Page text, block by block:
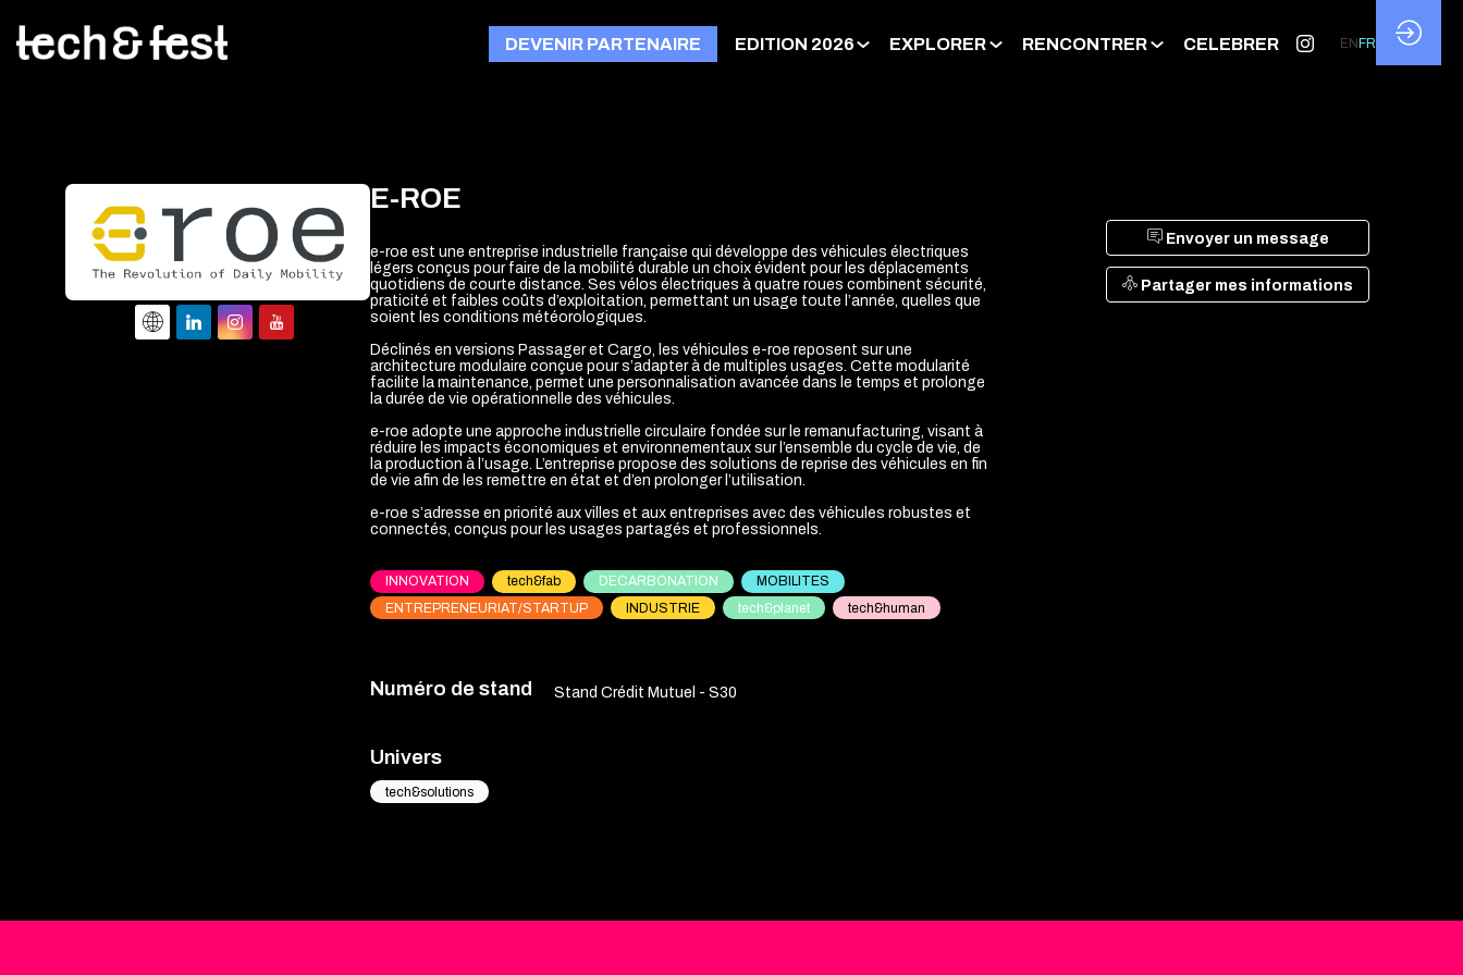
DEVENIR PARTENAIRE EDITION 2026 EXPLORER RENCONTRER CELEBRER EN FR
Envoyer un message
Partager mes informations
E-ROE
e-roe est une entreprise industrielle française qui développe des véhicules électriques
légers conçus pour faire de la mobilité durable un choix évident pour les déplacements
quotidiens de courte distance. Ses vélos électriques à quatre roues combinent sécurité,
praticité et faibles coûts d’exploitation, permettant un usage toute l’année, quelles que
soient les conditions météorologiques.
Déclinés en versions Passager et Cargo, les véhicules e-roe reposent sur une
architecture modulaire conçue pour s’adapter à de multiples usages. Cette modularité
facilite la maintenance, permet une personnalisation avancée dans le temps et prolonge
la durée de vie opérationnelle des véhicules.
e-roe adopte une approche industrielle circulaire fondée sur le remanufacturing, visant à
réduire les impacts économiques et environnementaux sur l’ensemble du cycle de vie, de
la production à l’usage. L’entreprise propose des solutions de reprise des véhicules en fin
de vie afin de les remettre en état et d’en prolonger l’utilisation.
e-roe s’adresse en priorité aux villes et aux entreprises avec des véhicules robustes et
connectés, conçus pour les usages partagés et professionnels.
INNOVATION tech&fab DECARBONATION
MOBILITES
ENTREPRENEURIAT/STARTUP
INDUSTRIE tech&planet tech&human
Numéro de stand Stand Crédit Mutuel - S30
Univers
tech&solutions